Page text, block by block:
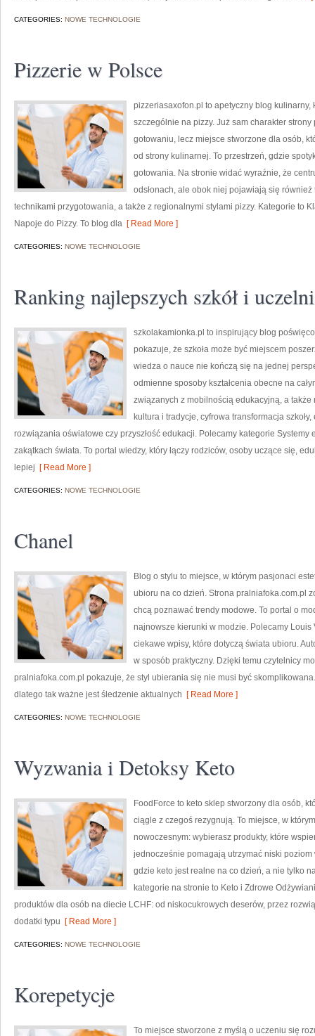
CATEGORIES: NOWE TECHNOLOGIE
Pizzerie w Polsce
pizzeriasaxofon.pl to apetyczny blog kulinarny,
szczególnie na pizzy. Już sam charakter
gotowaniu, lecz miejsce stworzone dla osób,
od strony kulinarnej. To przestrzeń, gdzie
gotowania. Na stronie widać wyraźnie, że
odsłonach, ale obok niej pojawiają się
technikami przygotowania, a także z regionalnymi stylami pizzy. Kategorie to
Napoje do Pizzy. To blog dla [ Read More ]
CATEGORIES: NOWE TECHNOLOGIE
Ranking najlepszych szkół i uczelni
szkolakamionka.pl to inspirujący blog
pokazuje, że szkoła może być miejscem
wiedza o nauce nie kończą się na jednej
odmienne sposoby kształcenia obecne na
związanych z mobilnością edukacyjną, a
kultura i tradycje, cyfrowa transformacja
rozwiązania oświatowe czy przyszłość edukacji. Polecamy kategorie
zakątkach świata. To portal wiedzy, który łączy rodziców, osoby uczące się,
lepiej [ Read More ]
CATEGORIES: NOWE TECHNOLOGIE
Chanel
Blog o stylu to miejsce, w którym pasjonaci
ubioru na co dzień. Strona pralniafoka.com.pl
chcą poznawać trendy modowe. To portal o
najnowsze kierunki w modzie. Polecamy
ciekawe wpisy, które dotyczą świata ubioru.
w sposób praktyczny. Dzięki temu czytelnicy
pralniafoka.com.pl pokazuje, że styl ubierania się nie musi być
dlatego tak ważne jest śledzenie aktualnych [ Read More ]
CATEGORIES: NOWE TECHNOLOGIE
Wyzwania i Detoksy Keto
FoodForce to keto sklep stworzony dla osób,
ciągle z czegoś rezygnują. To miejsce, w
nowoczesnym: wybierasz produkty, które
jednocześnie pomagają utrzymać niski
gdzie keto jest realne na co dzień, a nie tylko
kategorie na stronie to Keto i Zdrowe
produktów dla osób na diecie LCHF: od niskocukrowych deserów, przez
dodatki typu [ Read More ]
CATEGORIES: NOWE TECHNOLOGIE
Korepetycje
To miejsce stworzone z myślą o uczeniu się